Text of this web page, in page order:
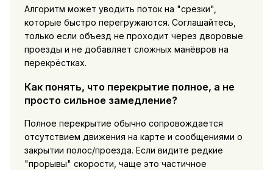
Алгоритм может уводить поток на "срезки",
которые быстро перегружаются. Соглашайтесь,
только если объезд не проходит через дворовые
проезды и не добавляет сложных манёвров на
перекрёстках.
Как понять, что перекрытие полное, а не
просто сильное замедление?
Полное перекрытие обычно сопровождается
отсутствием движения на карте и сообщениями о
закрытии полос/проезда. Если видите редкие
"прорывы" скорости, чаще это частичное